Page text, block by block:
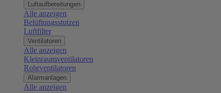
Luftaufbereitungen
Alle anzeigen
Belüftungsstutzen
Luftfilter
Ventilatoren
Alle anzeigen
Kleinraumventilatoren
Rohrventilatoren
Alarmanlagen
Alle anzeigen